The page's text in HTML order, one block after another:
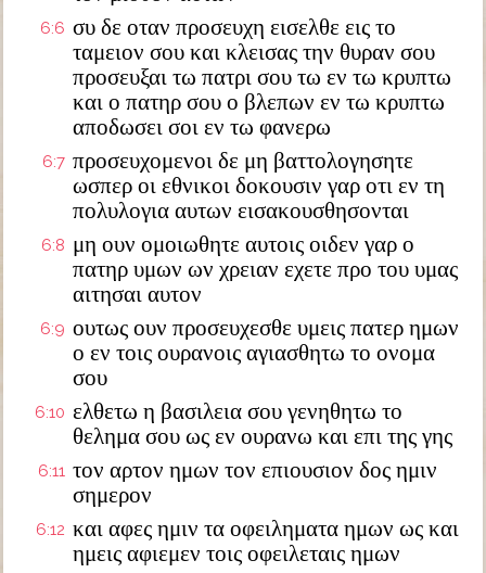
6:6 συ δε οταν προσευχη εισελθε εις το
ταμειον σου και κλεισας την θυραν σου
προσευξαι τω πατρι σου τω εν τω κρυπτω
και ο πατηρ σου ο βλεπων εν τω κρυπτω
αποδωσει σοι εν τω φανερω
6:7 προσευχομενοι δε μη βαττολογησητε
ωσπερ οι εθνικοι δοκουσιν γαρ οτι εν τη
πολυλογια αυτων εισακουσθησονται
6:8 μη ουν ομοιωθητε αυτοις οιδεν γαρ ο
πατηρ υμων ων χρειαν εχετε προ του υμας
αιτησαι αυτον
6:9 ουτως ουν προσευχεσθε υμεις πατερ ημων
ο εν τοις ουρανοις αγιασθητω το ονομα
σου
6:10 ελθετω η βασιλεια σου γενηθητω το
θελημα σου ως εν ουρανω και επι της γης
6:11 τον αρτον ημων τον επιουσιον δος ημιν
σημερον
6:12 και αφες ημιν τα οφειληματα ημων ως και
ημεις αφιεμεν τοις οφειλεταις ημων